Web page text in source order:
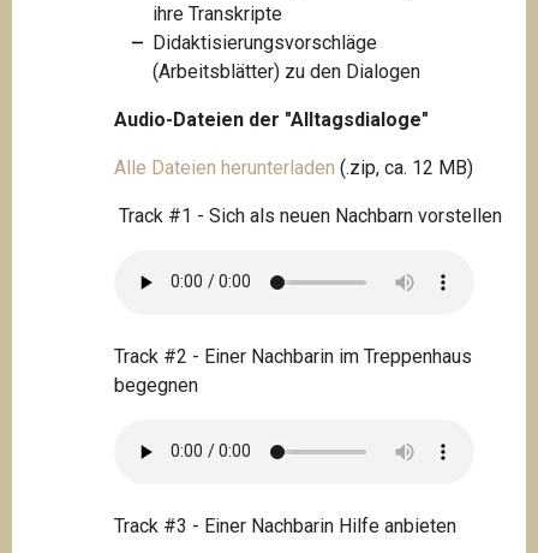
ihre Transkripte
Didaktisierungsvorschläge
(Arbeitsblätter) zu den Dialogen
Audio-Dateien der "Alltagsdialoge"
Alle Dateien herunterladen (.zip, ca. 12 MB)
Track #1 - Sich als neuen Nachbarn vorstellen
Track #2 - Einer Nachbarin im Treppenhaus
begegnen
Track #3 - Einer Nachbarin Hilfe anbieten